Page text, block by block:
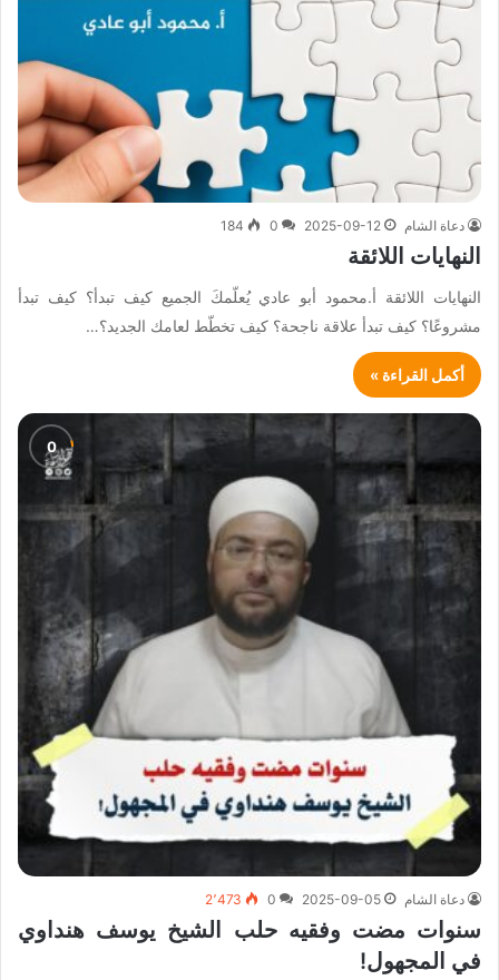
دعاة الشام 2025-09-12
0
184
النهايات اللائقة
النهايات اللائقة أ.محمود أبو عادي يُعلّمكَ الجميع كيف تبدأ؟ كيف تبدأ
مشروعًا؟ كيف تبدأ علاقة ناجحة؟ كيف تخطّط لعامك الجديد؟…
أكمل القراءة »
دعاة الشام 2025-09-05
0 2٬473
سنوات مضت وفقيه حلب الشيخ يوسف هنداوي
في المجهول!